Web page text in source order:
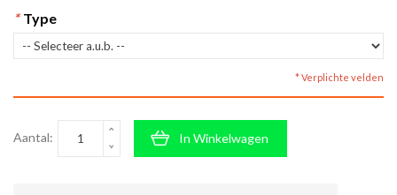
* Type
* Verplichte velden
Aantal: In Winkelwagen